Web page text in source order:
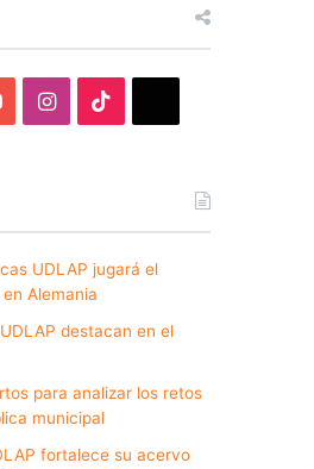
YouTubeInstagram
UDLAP jugará el
Alemania
destacan en el
para analizar los retos
municipal
fortalece su acervo